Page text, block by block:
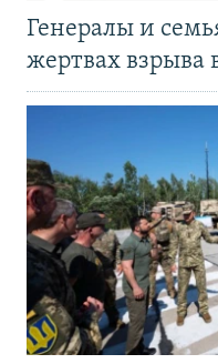
Генералы и
жертвах взрыва